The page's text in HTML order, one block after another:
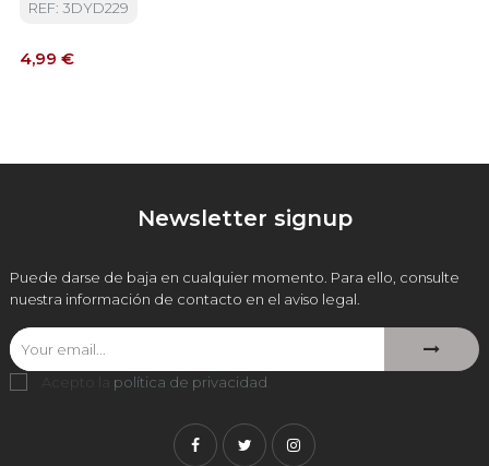
REF: 3DYD229
Precio
4,99 €
Newsletter signup
Puede darse de baja en cualquier momento. Para ello, consulte
nuestra información de contacto en el aviso legal.
Acepto la política de privacidad
FacebookTwitterInstagram